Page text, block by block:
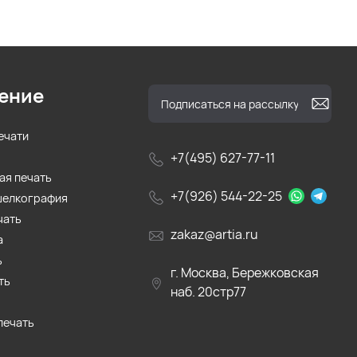
+7(495) 627-77-11
+7(926) 544-22-25
zakaz@artia.ru
г. Москва, Бережковская
наб. 20стр77
печать